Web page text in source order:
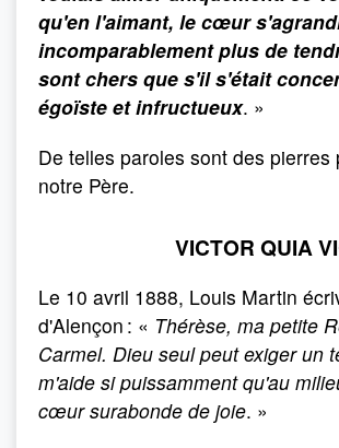
qu'en l'aimant, le cœur
incomparablement plus de
sont chers que s'il s'était
égoïste et infructueux. »
De telles paroles sont des pierres
notre Père.
VICTOR QUIA
Le 10 avril 1888, Louis Martin
d'Alençon : « Thérèse, ma petite
Carmel. Dieu seul peut exiger un
m'aide si puissamment qu'au
cœur surabonde de joie. »